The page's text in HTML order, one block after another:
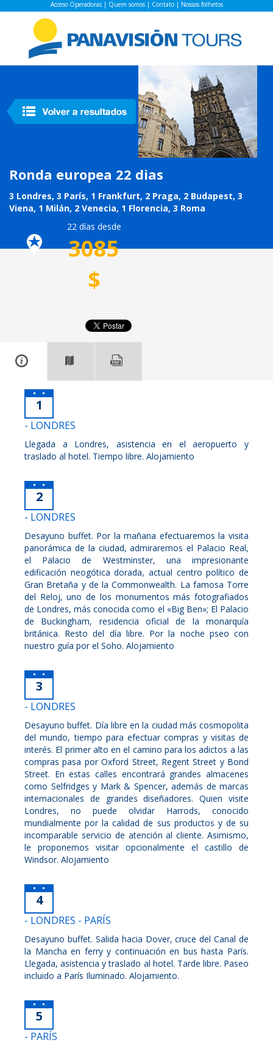
Acceso Operadoras| Quem somos| Contato| Nossos folhetos
Ronda europea 22 dias
3 Londres, 3 París, 1 Frankfurt, 2 Praga, 2 Budapest, 3
Viena, 1 Milán, 2 Venecia, 1 Florencia, 3 Roma
22 días desde
3085
$
1
- LONDRES
Llegada a Londres, asistencia en el aeropuerto y
traslado al hotel. Tiempo libre. Alojamiento
2
- LONDRES
Desayuno buffet. Por la mañana efectuaremos la visita
panorámica de la ciudad, admiraremos el Palacio Real,
el Palacio de Westminster, una impresionante
edificación neogótica dorada, actual centro político de
Gran Bretaña y de la Commonwealth. La famosa Torre
del Reloj, uno de los monumentos más fotografiados
de Londres, más conocida como el «Big Ben»; El Palacio
de Buckingham, residencia oficial de la monarquía
británica. Resto del día libre. Por la noche pseo con
nuestro guía por el Soho. Alojamiento
3
- LONDRES
Desayuno buffet. Día libre en la ciudad más cosmopolita
del mundo, tiempo para efectuar compras y visitas de
interés. El primer alto en el camino para los adictos a las
compras pasa por Oxford Street, Regent Street y Bond
Street. En estas calles encontrará grandes almacenes
como Selfridges y Mark & Spencer, además de marcas
internacionales de grandes diseñadores. Quien visite
Londres, no puede olvidar Harrods, conocido
mundialmente por la calidad de sus productos y de su
incomparable servicio de atención al cliente. Asimismo,
le proponemos visitar opcionalmente el castillo de
Windsor. Alojamiento
4
- LONDRES - PARÍS
Desayuno buffet. Salida hacia Dover, cruce del Canal de
la Mancha en ferry y continuación en bus hasta París.
Llegada, asistencia y traslado al hotel. Tarde libre. Paseo
incluido a París Iluminado. Alojamiento.
5
- PARÍS